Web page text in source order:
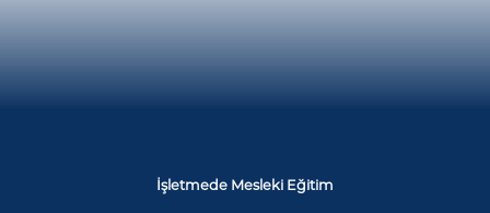
İşletmede Mesleki Eğitim